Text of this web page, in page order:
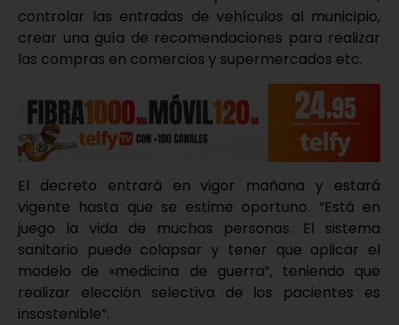
controlar las entradas de vehículos al municipio,
crear una guía de recomendaciones para realizar
las compras en comercios y supermercados etc.
El decreto entrará en vigor mañana y estará
vigente hasta que se estime oportuno. “Está en
juego la vida de muchas personas. El sistema
sanitario puede colapsar y tener que aplicar el
modelo de «medicina de guerra”, teniendo que
realizar elección selectiva de los pacientes es
insostenible”.